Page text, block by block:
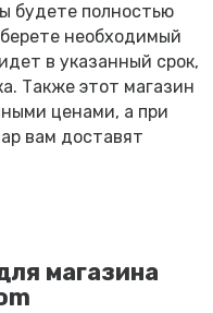
будете полностью
необходимый
в указанный срок,
Также этот магазин
ценами, а при
вам доставят
магазина